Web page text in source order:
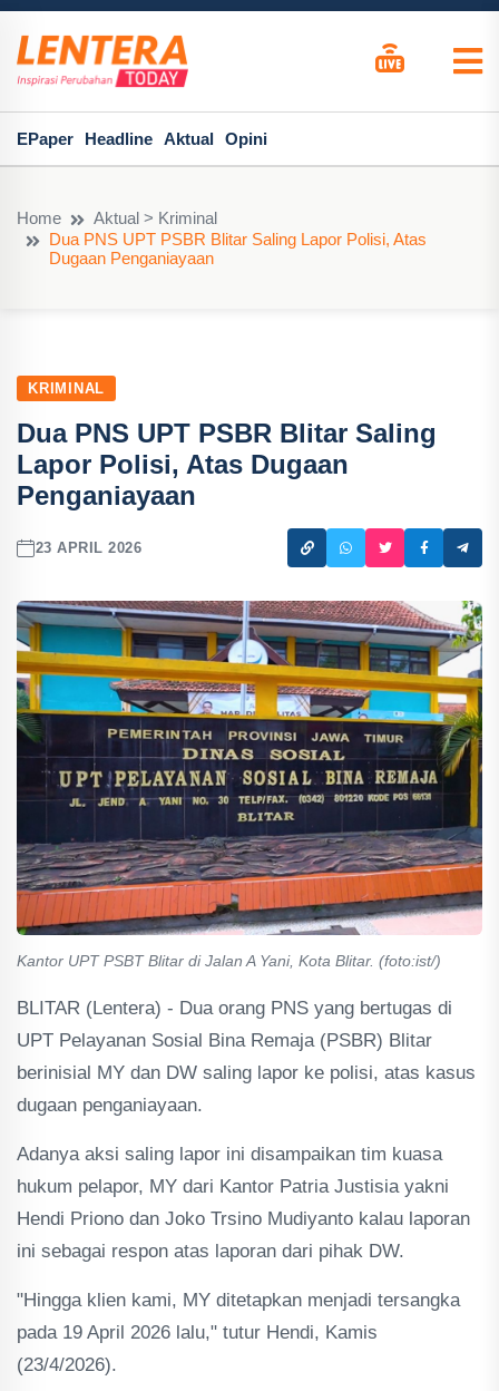
EPaper Headline Aktual Opini
Home
Aktual > Kriminal
Dua PNS UPT PSBR Blitar Saling Lapor Polisi, Atas
Dugaan Penganiayaan
KRIMINAL
Dua PNS UPT PSBR Blitar Saling
Lapor Polisi, Atas Dugaan
Penganiayaan
23 APRIL 2026
Kantor UPT PSBT Blitar di Jalan A Yani, Kota Blitar. (foto:ist/)
BLITAR (Lentera) - Dua orang PNS yang bertugas di
UPT Pelayanan Sosial Bina Remaja (PSBR) Blitar
berinisial MY dan DW saling lapor ke polisi, atas kasus
dugaan penganiayaan.
Adanya aksi saling lapor ini disampaikan tim kuasa
hukum pelapor, MY dari Kantor Patria Justisia yakni
Hendi Priono dan Joko Trsino Mudiyanto kalau laporan
ini sebagai respon atas laporan dari pihak DW.
"Hingga klien kami, MY ditetapkan menjadi tersangka
pada 19 April 2026 lalu," tutur Hendi, Kamis
(23/4/2026).